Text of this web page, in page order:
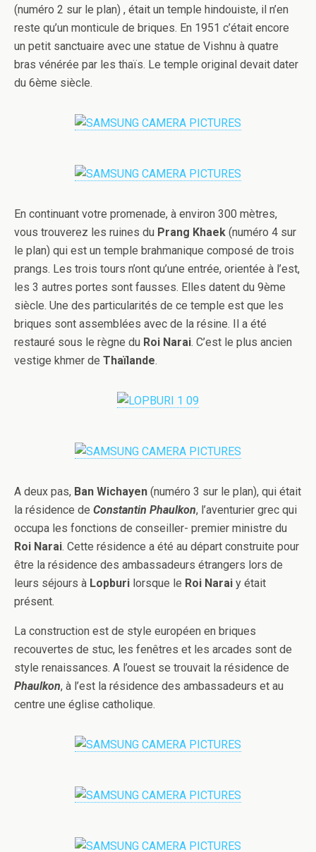
(numéro 2 sur le plan) , était un temple hindouiste, il n’en
reste qu’un monticule de briques. En 1951 c’était encore
un petit sanctuaire avec une statue de Vishnu à quatre
bras vénérée par les thaïs. Le temple original devait dater
du 6ème siècle.
En continuant votre promenade, à environ 300 mètres,
vous trouverez les ruines du Prang Khaek (numéro 4 sur
le plan) qui est un temple brahmanique composé de trois
prangs. Les trois tours n’ont qu’une entrée, orientée à l’est,
les 3 autres portes sont fausses. Elles datent du 9ème
siècle. Une des particularités de ce temple est que les
briques sont assemblées avec de la résine. Il a été
restauré sous le règne du Roi Narai. C’est le plus ancien
vestige khmer de Thaïlande.
A deux pas, Ban Wichayen (numéro 3 sur le plan), qui était
la résidence de Constantin Phaulkon, l’aventurier grec qui
occupa les fonctions de conseiller- premier ministre du
Roi Narai. Cette résidence a été au départ construite pour
être la résidence des ambassadeurs étrangers lors de
leurs séjours à Lopburi lorsque le Roi Narai y était
présent.
La construction est de style européen en briques
recouvertes de stuc, les fenêtres et les arcades sont de
style renaissances. A l’ouest se trouvait la résidence de
Phaulkon, à l’est la résidence des ambassadeurs et au
centre une église catholique.